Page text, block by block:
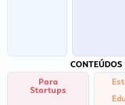
CONTEÚDOS
Para
Startups